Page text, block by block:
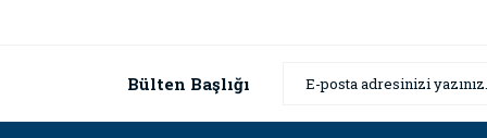
Ürün resmi kalitesiz, bozuk veya görüntülenemiyor.
Bülten Başlığı